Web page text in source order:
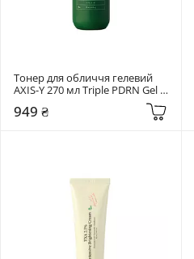
Тонер для обличчя гелевий
AXIS-Y 270 мл Triple PDRN Gel
949 ₴